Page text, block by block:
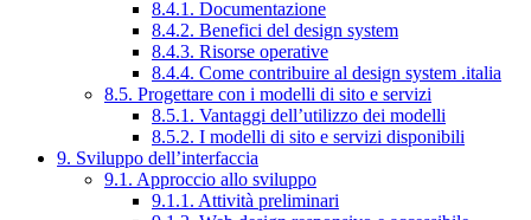
8.4.1. Documentazione
8.4.2. Benefici del design system
8.4.3. Risorse operative
8.4.4. Come contribuire al design system .italia
8.5. Progettare con i modelli di sito e servizi
8.5.1. Vantaggi dell’utilizzo dei modelli
8.5.2. I modelli di sito e servizi disponibili
9. Sviluppo dell’interfaccia
9.1. Approccio allo sviluppo
9.1.1. Attività preliminari